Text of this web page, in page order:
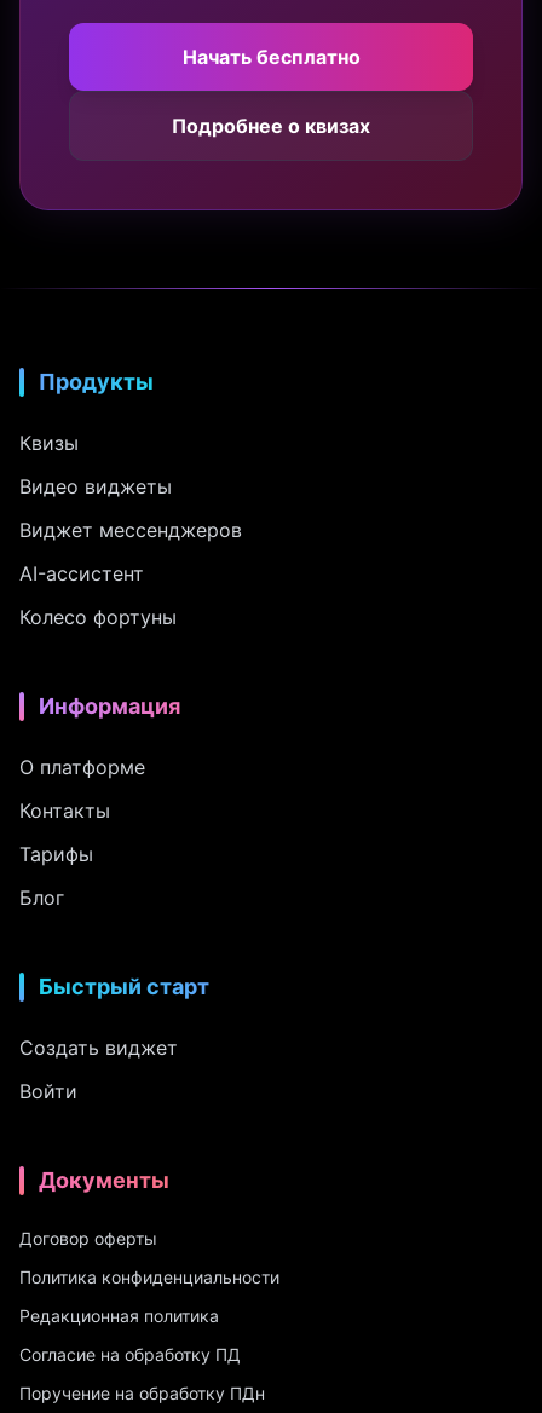
Начать бесплатно
Подробнее о квизах
Продукты
Квизы
Видео виджеты
Виджет мессенджеров
AI-ассистент
Колесо фортуны
Информация
О платформе
Контакты
Тарифы
Блог
Быстрый старт
Создать виджет
Войти
Документы
Договор оферты
Политика конфиденциальности
Редакционная политика
Согласие на обработку ПД
Поручение на обработку ПДн